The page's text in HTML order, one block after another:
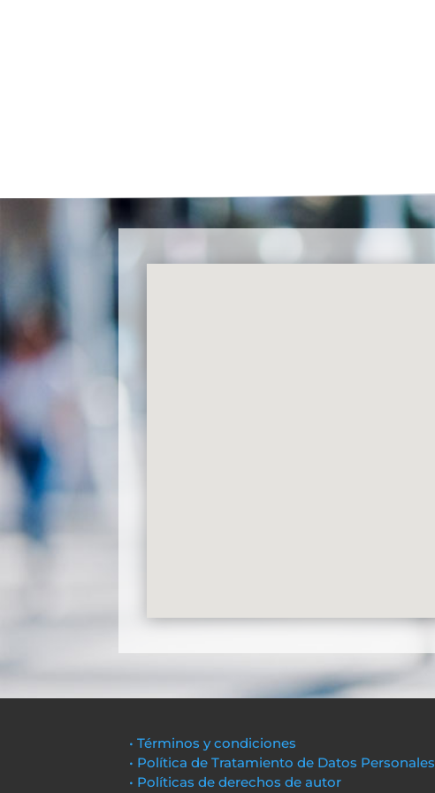
• Términos y condiciones
• Política de Tratamiento de Datos Personales
• Políticas de derechos de autor